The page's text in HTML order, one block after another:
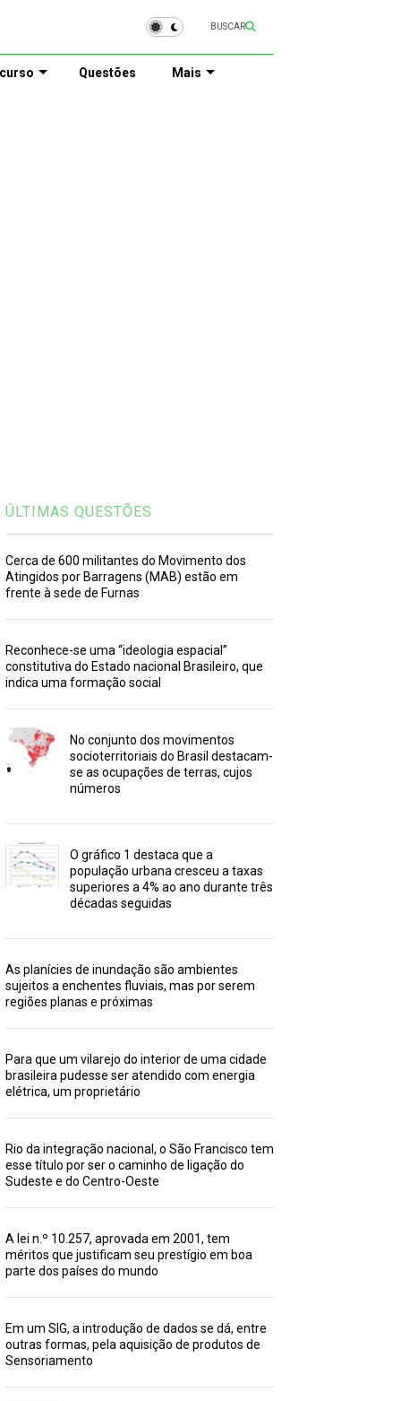
BUSCAR
Questões Mais
ÚLTIMAS QUESTÕES
Cerca de 600 militantes do Movimento dos
Atingidos por Barragens (MAB) estão em
frente à sede de Furnas
Reconhece-se uma “ideologia espacial”
constitutiva do Estado nacional Brasileiro, que
indica uma formação social
No conjunto dos movimentos
socioterritoriais do Brasil destacam-
se as ocupações de terras, cujos
números
O gráfico 1 destaca que a
população urbana cresceu a taxas
superiores a 4% ao ano durante três
décadas seguidas
As planícies de inundação são ambientes
sujeitos a enchentes fluviais, mas por serem
regiões planas e próximas
Para que um vilarejo do interior de uma cidade
brasileira pudesse ser atendido com energia
elétrica, um proprietário
Rio da integração nacional, o São Francisco tem
esse título por ser o caminho de ligação do
Sudeste e do Centro-Oeste
A lei n.º 10.257, aprovada em 2001, tem
méritos que justificam seu prestígio em boa
parte dos países do mundo
Em um SIG, a introdução de dados se dá, entre
outras formas, pela aquisição de produtos de
Sensoriamento